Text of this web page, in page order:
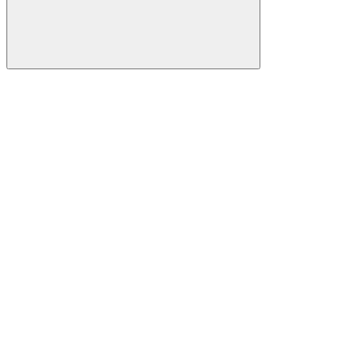
Buscar